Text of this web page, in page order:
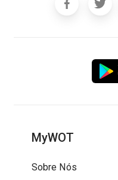
MyWOT
Sobre Nós